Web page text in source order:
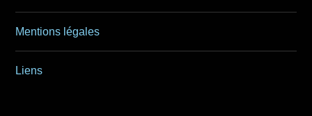
Mentions légales
Liens